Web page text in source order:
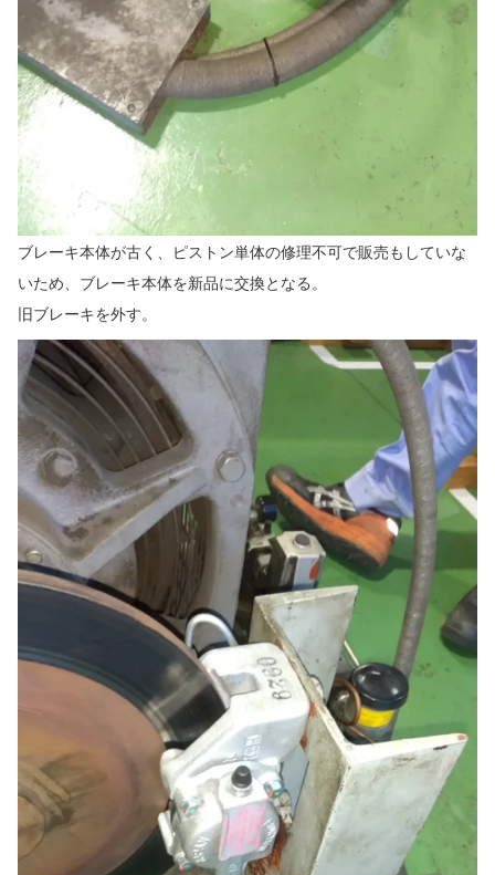
ブレーキ本体が古く、ピストン単体の修理不可で販売もしていな
いため、ブレーキ本体を新品に交換となる。
旧ブレーキを外す。